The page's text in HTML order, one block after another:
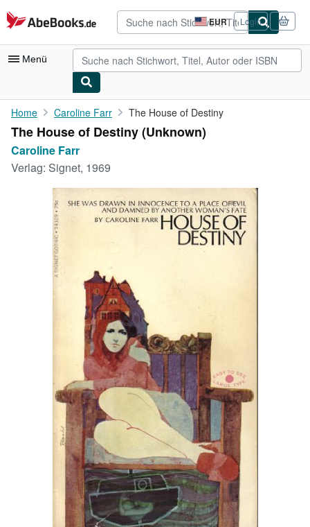
Zum Hauptinhalt
AbeBooks.de EUR
Seite
der
Einkaufseinstellungen.
Login
Menü
Nutzerkonto
Meine Bestellungen
Antiquarische Bücher
Kunst & Sammlerstücke
Verkäufer
Verkäufer werden
SCHLIESSEN
Home Caroline Farr The House of Destiny
The House of Destiny (Unknown)
Caroline Farr
Verlag: Signet, 1969